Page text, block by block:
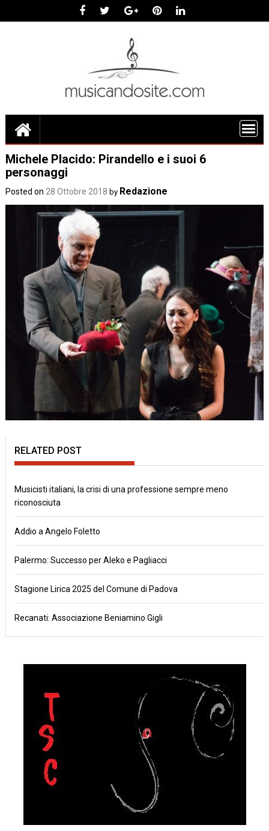
Michele Placido: Pirandello e i suoi 6
personaggi
Posted on 28 Ottobre 2018 by Redazione
RELATED POST
Musicisti italiani, la crisi di una professione sempre meno
riconosciuta
Addio a Angelo Foletto
Palermo: Successo per Aleko e Pagliacci
Stagione Lirica 2025 del Comune di Padova
Recanati: Associazione Beniamino Gigli